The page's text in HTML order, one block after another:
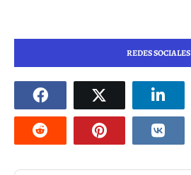
REDES SOCIALES